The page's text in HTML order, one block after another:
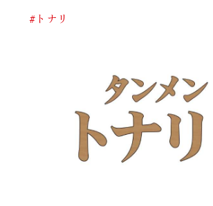
#トナリ